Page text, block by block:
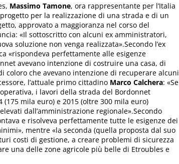
Massimo Tamone, ora rappresentante per l’Italia
per la realizzazione di una strada e di un
approvato a maggioranza nel corso del
«Il sottoscritto con alcuni ex amministratori,
soluzione non venga realizzata».Secondo l’ex
«rispondeva perfettamente alle esigenze
avevano intenzione di costruire una casa, di
che avevano intenzione di recuperare alcuni
l’attuale primo cittadino Marco Calchera: «Se
i lavori della strada del Bordonnet
mila euro) e 2015 (oltre 300 mila euro)
dall’amministrazione regionale».Secondo
e risolveva perfettamente tutte le esigenze dei
mentre «la seconda (quella proposta dal suo
costi di gestione, a creare problemi di sicurezza
una delle zone agricole più belle di Etroubles e